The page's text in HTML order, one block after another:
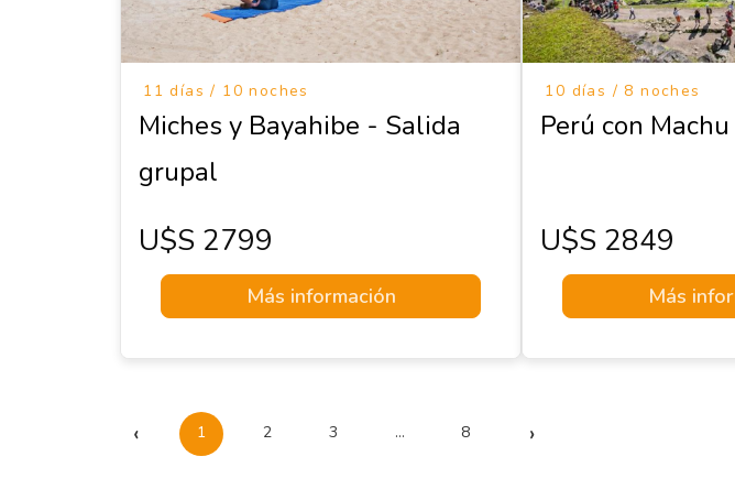
11 días / 10 noches
Miches y Bayahibe - Salida
grupal
U$s 2799
Más información
10 días / 8 noches
Perú con
U$s 2849
Más
‹ 1 2 3 … 8 ›